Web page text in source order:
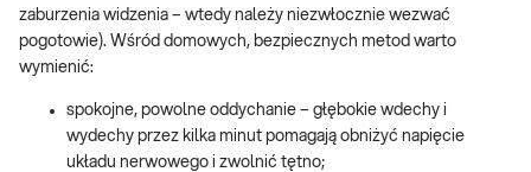
zaburzenia widzenia – wtedy należy niezwłocznie wezwać
pogotowie). Wśród domowych, bezpiecznych metod warto
wymienić:
spokojne, powolne oddychanie – głębokie wdechy i
wydechy przez kilka minut pomagają obniżyć napięcie
układu nerwowego i zwolnić tętno;